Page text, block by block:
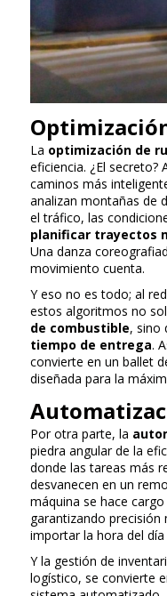
La optimización de
eficiencia. ¿El
caminos más
analizan montañas de
el tráfico, las
planificar trayectos
Una danza
movimiento cuenta.
Y eso no es todo; al
estos algoritmos no
de combustible, sino
tiempo de entrega.
convierte en un ballet
diseñada para la
Por otra parte, la
piedra angular de la
donde las tareas más
desvanecen en un
máquina se hace cargo
garantizando precisión
importar la hora del
Y la gestión de
logístico, se convierte